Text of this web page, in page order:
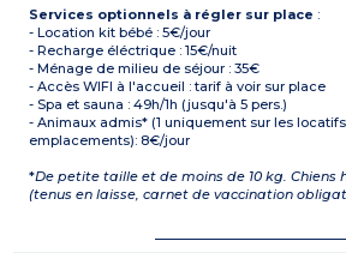
Services optionnels à régler sur place :
- Location kit bébé : 5€/jour
- Recharge éléctrique : 15€/nuit
- Ménage de milieu de séjour : 35€
- Accès WIFI à l'accueil : tarif à voir sur place
- Spa et sauna : 49h/1h (jusqu'à 5 pers.)
- Animaux admis* (1 uniquement sur les
emplacements): 8€/jour
*De petite taille et de moins de 10 kg. Chiens
(tenus en laisse, carnet de vaccination